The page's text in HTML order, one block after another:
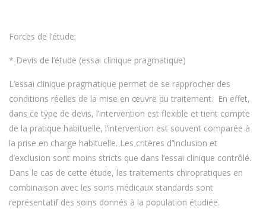
Forces de l’étude:
* Devis de l’étude (essai clinique pragmatique)
L’essai clinique pragmatique permet de se rapprocher des
conditions réelles de la mise en œuvre du traitement. En effet,
dans ce type de devis, l’intervention est flexible et tient compte
de la pratique habituelle, l’intervention est souvent comparée à
la prise en charge habituelle. Les critères d’‘inclusion et
d’exclusion sont moins stricts que dans l’essai clinique contrôlé.
Dans le cas de cette étude, les traitements chiropratiques en
combinaison avec les soins médicaux standards sont
représentatif des soins donnés à la population étudiée.